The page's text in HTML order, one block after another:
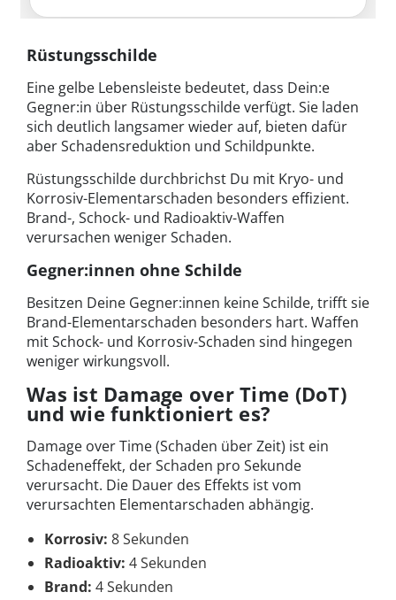
Rüstungsschilde
Eine gelbe Lebensleiste bedeutet, dass Dein:e
Gegner:in über Rüstungsschilde verfügt. Sie laden
sich deutlich langsamer wieder auf, bieten dafür
aber Schadensreduktion und Schildpunkte.
Rüstungsschilde durchbrichst Du mit Kryo- und
Korrosiv-Elementarschaden besonders effizient.
Brand-, Schock- und Radioaktiv-Waffen
verursachen weniger Schaden.
Gegner:innen ohne Schilde
Besitzen Deine Gegner:innen keine Schilde, trifft sie
Brand-Elementarschaden besonders hart. Waffen
mit Schock- und Korrosiv-Schaden sind hingegen
weniger wirkungsvoll.
Was ist Damage over Time (DoT)
und wie funktioniert es?
Damage over Time (Schaden über Zeit) ist ein
Schadeneffekt, der Schaden pro Sekunde
verursacht. Die Dauer des Effekts ist vom
verursachten Elementarschaden abhängig.
Korrosiv: 8 Sekunden
Radioaktiv: 4 Sekunden
Brand: 4 Sekunden